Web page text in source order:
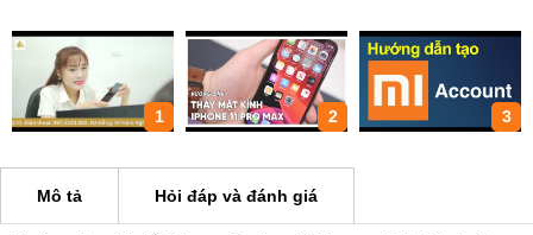
1 2 3
Mô tả Hỏi đáp và đánh giá